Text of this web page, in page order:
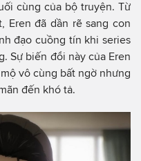
cùng của bộ truyện. Từ
Eren đã dần rẽ sang con
đạo cuồng tín khi series
Sự biến đổi này của Eren
vô cùng bất ngờ nhưng
đến khó tả.